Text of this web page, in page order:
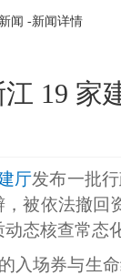
闻 -新闻详情
江 19 家
厅发布一批
被依法撤回
态核查常态
入场券与生